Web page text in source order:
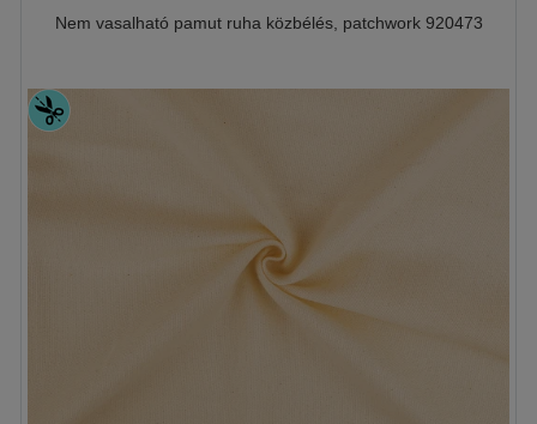
Nem vasalható pamut ruha közbélés, patchwork 920473